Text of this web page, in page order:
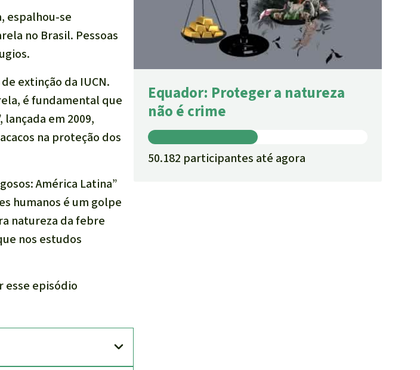
espalhou-se
no Brasil. Pessoas
extinção da IUCN.
é fundamental que
em 2009,
na proteção dos
América Latina”
humanos é um golpe
natureza da febre
nos estudos
episódio
Equador: Proteger a natureza
não é crime
50.182 participantes até agora